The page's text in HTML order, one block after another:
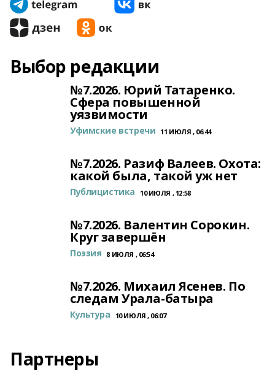
Выбор редакции
№7.2026. Юрий Татаренко.
Сфера повышенной
уязвимости
Уфимские встречи 11 ИЮЛЯ , 06:44
№7.2026. Разиф Валеев. Охота:
какой была, такой уж нет
Публицистика 10 ИЮЛЯ , 12:58
№7.2026. Валентин Сорокин.
Круг завершён
Поэзия 8 ИЮЛЯ , 06:54
№7.2026. Михаил Ясенев. По
следам Урала-батыра
Культура 10 ИЮЛЯ , 06:07
Партнеры